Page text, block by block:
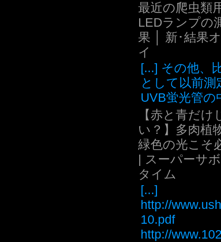
最近の爬虫類
LEDランプの
果 │ 新･結果
イ
[...] その他、
として以前測
UVB蛍光管の
【赤と青だけ
い？】多肉植
緑色の光こそ
| スーパーサ
タイム
[...]
http://
10.pdf
http://